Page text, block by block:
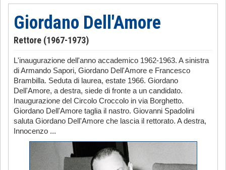
Giordano Dell'Amore
Rettore (1967-1973)
L'inaugurazione dell'anno accademico 1962-1963. A sinistra
di Armando Sapori, Giordano Dell'Amore e Francesco
Brambilla. Seduta di laurea, estate 1966. Giordano
Dell'Amore, a destra, siede di fronte a un candidato.
Inaugurazione del Circolo Croccolo in via Borghetto.
Giordano Dell'Amore taglia il nastro. Giovanni Spadolini
saluta Giordano Dell'Amore che lascia il rettorato. A destra,
Innocenzo ...